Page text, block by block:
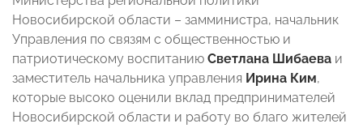
Новосибирской области – замминистра, начальник
Управления по связям с общественностью и
патриотическому воспитанию Светлана Шибаева и
заместитель начальника управления Ирина Ким,
которые высоко оценили вклад предпринимателей
Новосибирской области и работу во благо жителей